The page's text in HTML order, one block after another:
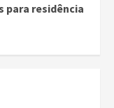
para residência